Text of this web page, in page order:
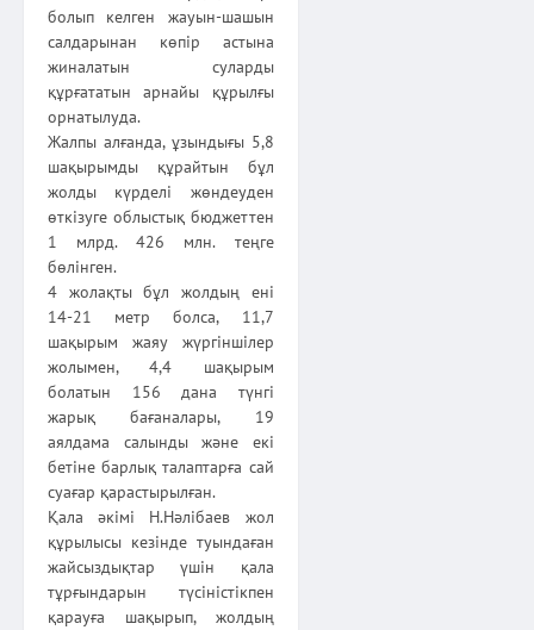
болып келген жауын-шашын
салдарынан көпір астына
жиналатын суларды
құрғататын арнайы құрылғы
орнатылуда.
Жалпы алғанда, ұзындығы 5,8
шақырымды құрайтын бұл
жолды күрделі жөндеуден
өткізуге облыстық бюджеттен
1 млрд. 426 млн. теңге
бөлінген.
4 жолақты бұл жолдың ені
14-21 метр болса, 11,7
шақырым жаяу жүргіншілер
жолымен, 4,4 шақырым
болатын 156 дана түнгі
жарық бағаналары, 19
аялдама салынды және екі
бетіне барлық талаптарға сай
суағар қарастырылған.
Қала әкімі Н.Нәлібаев жол
құрылысы кезінде туындаған
жайсыздықтар үшін қала
тұрғындарын түсіністікпен
қарауға шақырып, жолдың